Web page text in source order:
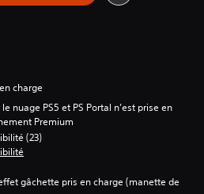
charge
nuage PS5 et PS Portal n’est prise en
Premium
(23)
gâchette pris en charge (manette de